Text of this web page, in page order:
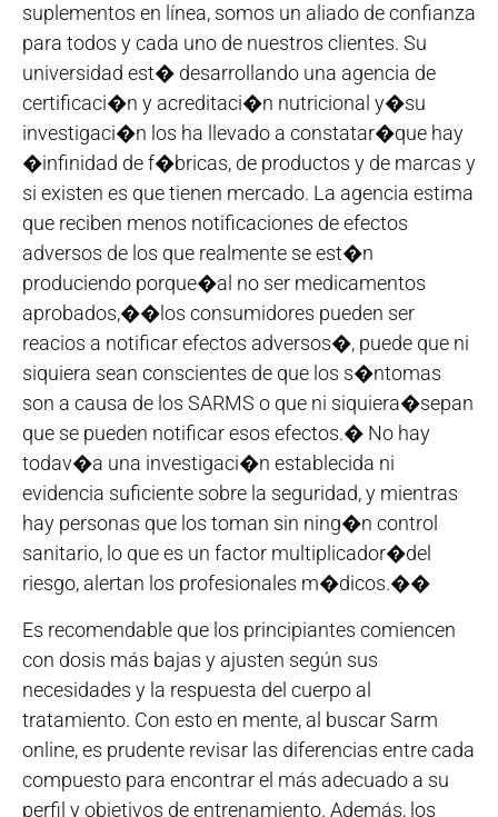
suplementos en línea, somos un aliado de confianza
para todos y cada uno de nuestros clientes. Su
universidad est� desarrollando una agencia de
certificaci�n y acreditaci�n nutricional y�su
investigaci�n los ha llevado a constatar�que hay
�infinidad de f�bricas, de productos y de marcas y
si existen es que tienen mercado. La agencia estima
que reciben menos notificaciones de efectos
adversos de los que realmente se est�n
produciendo porque�al no ser medicamentos
aprobados,��los consumidores pueden ser
reacios a notificar efectos adversos�, puede que ni
siquiera sean conscientes de que los s�ntomas
son a causa de los SARMS o que ni siquiera�sepan
que se pueden notificar esos efectos.� No hay
todav�a una investigaci�n establecida ni
evidencia suficiente sobre la seguridad, y mientras
hay personas que los toman sin ning�n control
sanitario, lo que es un factor multiplicador�del
riesgo, alertan los profesionales m�dicos.��
Es recomendable que los principiantes comiencen
con dosis más bajas y ajusten según sus
necesidades y la respuesta del cuerpo al
tratamiento. Con esto en mente, al buscar Sarm
online, es prudente revisar las diferencias entre cada
compuesto para encontrar el más adecuado a su
perfil y objetivos de entrenamiento. Además, los